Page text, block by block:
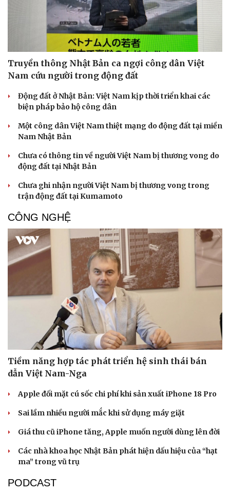
Truyền thông Nhật Bản ca ngợi công dân Việt
Nam cứu người trong động đất
Động đất ở Nhật Bản: Việt Nam kịp thời triển khai các
biện pháp bảo hộ công dân
Một công dân Việt Nam thiệt mạng do động đất tại miền
Nam Nhật Bản
Chưa có thông tin về người Việt Nam bị thương vong do
động đất tại Nhật Bản
Chưa ghi nhận người Việt Nam bị thương vong trong
trận động đất tại Kumamoto
CÔNG NGHỆ
Tiềm năng hợp tác phát triển hệ sinh thái bán
dẫn Việt Nam-Nga
Apple đối mặt cú sốc chi phí khi sản xuất iPhone 18 Pro
Sai lầm nhiều người mắc khi sử dụng máy giặt
Giá thu cũ iPhone tăng, Apple muốn người dùng lên đời
Các nhà khoa học Nhật Bản phát hiện dấu hiệu của “hạt
ma” trong vũ trụ
PODCAST